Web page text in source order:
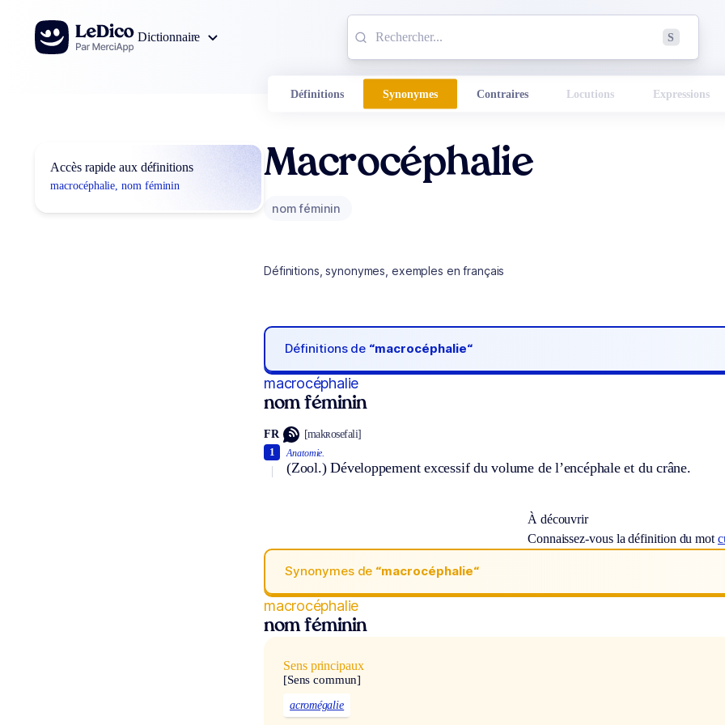
Aller au contenu
Dictionnaire
S
Définitions Synonymes Contraires Locutions Expressions
Accès rapide aux définitions
macrocéphalie, nom féminin
Macrocéphalie
nom féminin
Définitions, synonymes, exemples en français
Définitions de “macrocéphalie“
macrocéphalie
nom féminin
FR [makʀosefali]
Anatomie.
(Zool.) Développement excessif du volume de l’encéphale et du crâne.
1
À découvrir
Connaissez-vous la définition du mot
Synonymes de “macrocéphalie“
macrocéphalie
nom féminin
Sens principaux
[Sens commun]
acromégalie